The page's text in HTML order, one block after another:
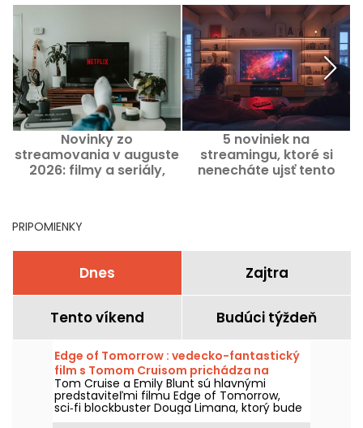
Novinky zo
streamovania v auguste
2026: filmy a seriály,
5 noviniek na
streamingu, ktoré si
nenecháte ujsť tento
PRIPOMIENKY
Dnes Zajtra
Tento víkend Budúci týždeň
Edge of Tomorrow : vedecko-fantastický
film s Tomom Cruisom prichádza na
Netflixe
Tom Cruise a Emily Blunt sú hlavnými
predstaviteľmi filmu Edge of Tomorrow,
sci‑fi blockbuster Douga Limana, ktorý bude
dostupný na Netflixe už od 6. augusta 2026.